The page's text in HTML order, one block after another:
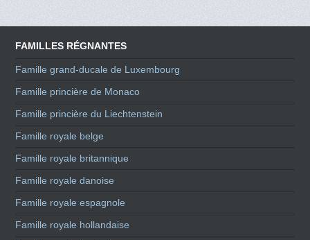
FAMILLES RÉGNANTES
Famille grand-ducale de Luxembourg
Famille princière de Monaco
Famille princière du Liechtenstein
Famille royale belge
Famille royale britannique
Famille royale danoise
Famille royale espagnole
Famille royale hollandaise